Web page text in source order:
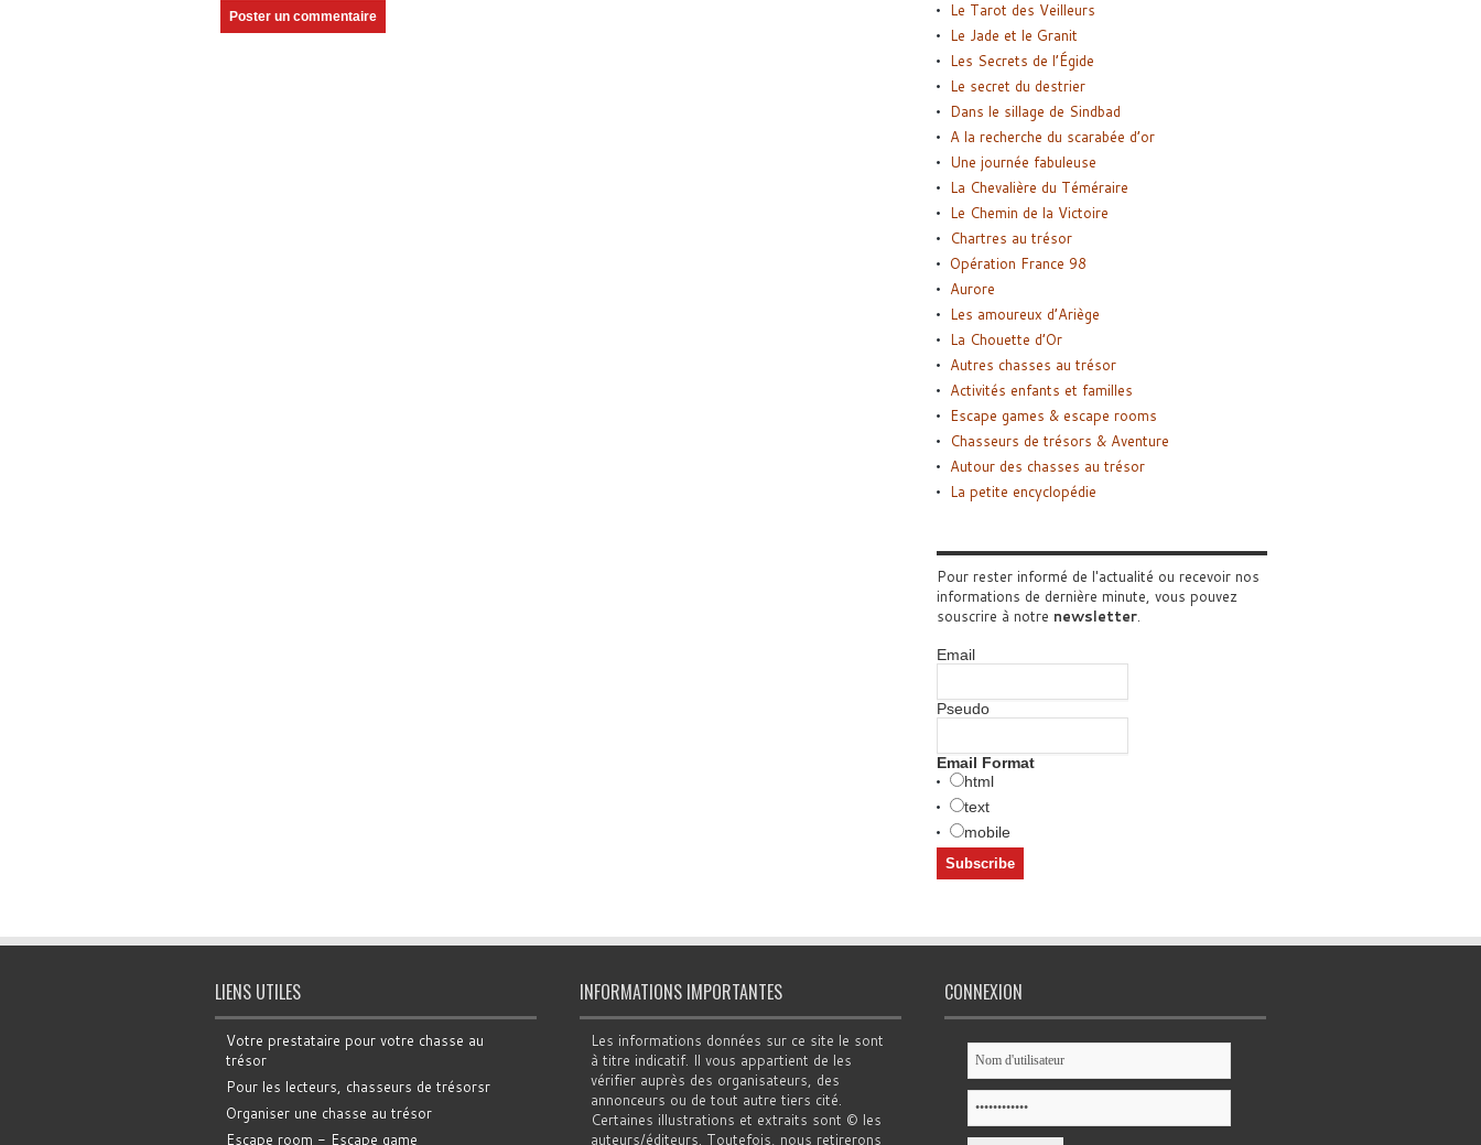
Le Tarot des Veilleurs
Le Jade et le Granit
Les Secrets de l’Égide
Le secret du destrier
Dans le sillage de Sindbad
A la recherche du scarabée d’or
Une journée fabuleuse
La Chevalière du Téméraire
Le Chemin de la Victoire
Chartres au trésor
Opération France 98
Aurore
Les amoureux d’Ariège
La Chouette d’Or
Autres chasses au trésor
Activités enfants et familles
Escape games & escape rooms
Chasseurs de trésors & Aventure
Autour des chasses au trésor
La petite encyclopédie
Pour rester informé de l'actualité ou recevoir nos
informations de dernière minute, vous pouvez
souscrire à notre newsletter.
Email
Pseudo
Email Format
html
text
mobile
LIENS UTILES
Votre prestataire pour votre chasse au
trésor
Pour les lecteurs, chasseurs de trésorsr
Organiser une chasse au trésor
Escape room - Escape game
INFORMATIONS IMPORTANTES
Les informations données sur ce site le sont
à titre indicatif. Il vous appartient de les
vérifier auprès des organisateurs, des
annonceurs ou de tout autre tiers cité.
Certaines illustrations et extraits sont © les
auteurs/éditeurs. Toutefois, nous retirerons
CONNEXION